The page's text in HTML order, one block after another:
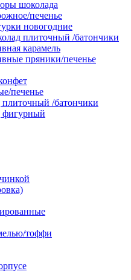
шоколада
печенье
новогодние
плиточный /батончики
карамель
пряники/печенье
печенье
/батончики
фигурный
тоффи